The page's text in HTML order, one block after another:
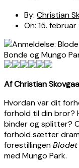
By: Christian
On: 15.
Af Christian
Hvordan var dit
forhold til din bror?
binder og splitter?
forhold sætter
forestillingen
med Mungo Park.